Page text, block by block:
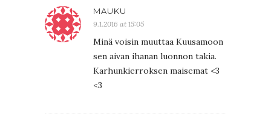
MAUKU
9.1.2016 at 15:05
Minä voisin muuttaa Kuusamoon
sen aivan ihanan luonnon takia.
Karhunkierroksen maisemat <3
<3